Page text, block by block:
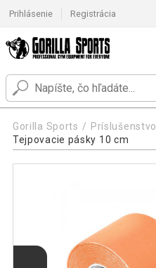
Prihlásenie Registrácia
Gorilla Sports Príslušenstvo
Tejpovacie pásky 10 cm